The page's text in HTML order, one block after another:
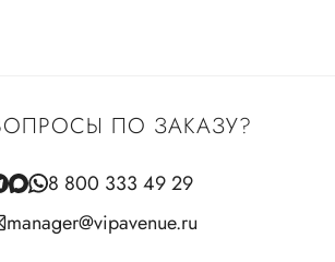
ПО ЗАКАЗУ?
8 800 333 49 29
manager@vipavenue.ru